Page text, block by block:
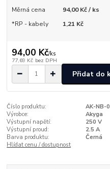
Měrná cena
94,00 Kč / ks
*RP - kabely
1,21 Kč
94,00 Kč/ks
77,69 Kč bez DPH
Přidat do
Číslo produktu:
AK-NB-
Výrobce:
Akyga
Výstupní napětí:
250 V
Výstupní proud:
2.5 A
Barva produktu:
Černá
Hlídat cenu / dostupnost